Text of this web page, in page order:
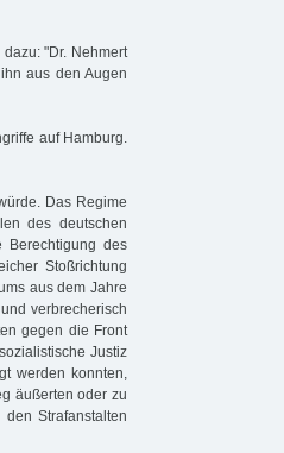
"Dr. Nehmert
aus den Augen
auf Hamburg.
Das Regime
des deutschen
Berechtigung des
Stoßrichtung
aus dem Jahre
verbrecherisch
gegen die Front
Justiz
werden konnten,
äußerten oder zu
Strafanstalten